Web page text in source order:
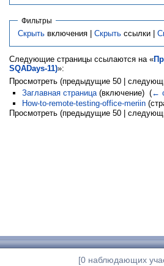
Фильтры
Скрыть включения | Скрыть ссылки |
Следующие страницы ссылаются на «
SQADays-11)»:
Просмотреть (предыдущие 50 |
Заглавная страница(включение) ‎ (←
How-to-remote-testing-office-meriin
Просмотреть (предыдущие 50 |
[0 наблюдающих